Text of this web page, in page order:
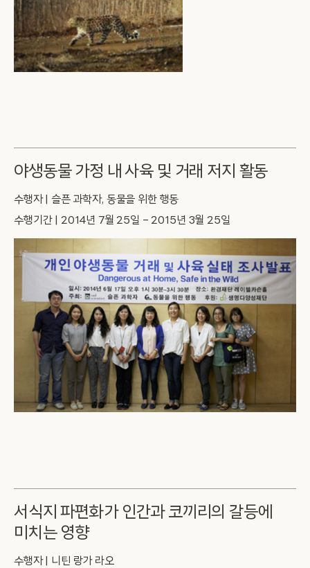
야생동물 가정 내 사육 및 거래 저지 활동
수행자 | 슬픈 과학자, 동물을 위한 행동
수행기간 | 2014년 7월 25일 – 2015년 3월 25일
서식지 파편화가 인간과 코끼리의 갈등에
미치는 영향
수행자 | 니틴 랑가 라오